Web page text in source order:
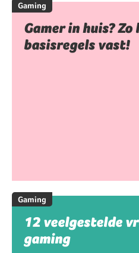
Gaming
Gamer in huis? Zo
basisregels vast!
Gaming
12 veelgestelde
gaming